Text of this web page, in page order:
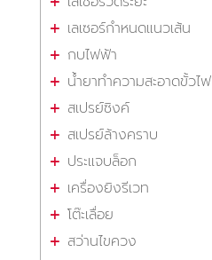
เลเซอร์กำหนดแนวเส้น
กบไฟฟ้า
น้ำยาทำความสะอาดขั้วไฟ
สเปรย์ซิงค์
สเปรย์ล้างคราบ
ประแจบล็อก
เครื่องยิงรีเวท
โต๊ะเลื่อย
สว่านไขควง